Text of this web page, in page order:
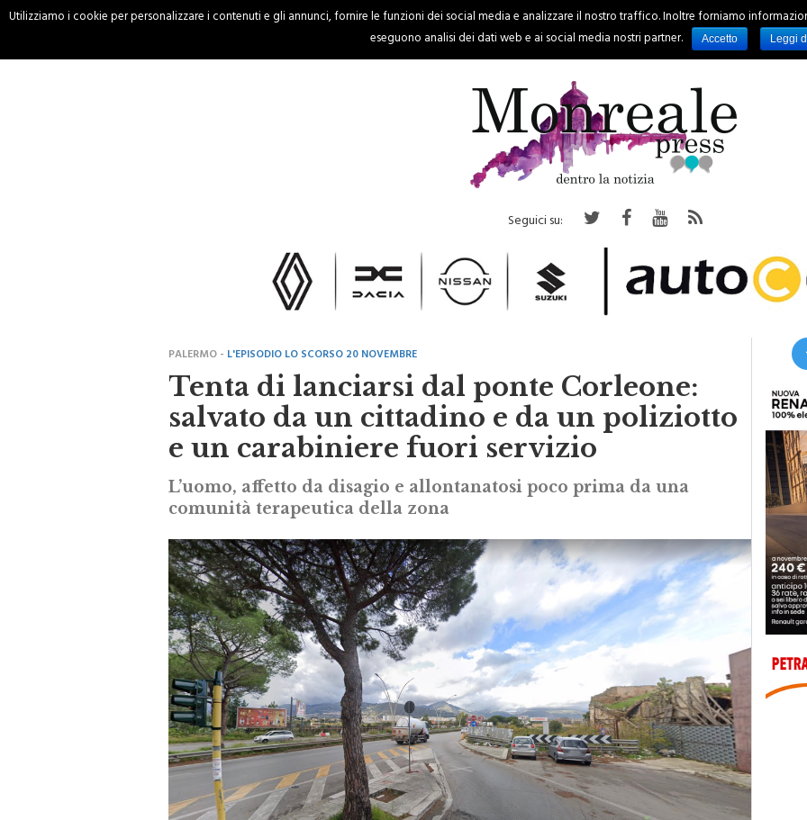
HOME CRONACA PALERMO REGIONE EVENTI RUBRICHE SPORT
Seguici su:
PALERMO - L'EPISODIO LO SCORSO 20 NOVEMBRE
Tenta di lanciarsi dal ponte Corleone:
salvato da un cittadino e da un poliziotto
e un carabiniere fuori servizio
L’uomo, affetto da disagio e allontanatosi poco prima da una
comunità terapeutica della zona
Utilizziamo i cookie per personalizzare i contenuti e gli annunci, fornire le funzioni dei social media e analizzare il nostro traffico. Inoltre forniamo
eseguono analisi dei dati web e ai social media nostri partner.
Accetto Leggi